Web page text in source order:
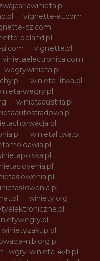
vignette-at.com
cz.com
poland.pl
vignette.pl
vinietaelectronica.com
wegrywinieta.pl
winieta-litwa.pl
wegry.pl
winietaaustria.pl
winietalitwa.pl
winiety.org
winietyzakup.pl
njb.org.pl
wgry-winieta-4vb.pl